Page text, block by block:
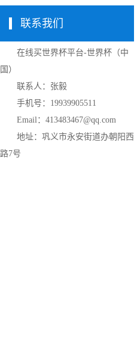
联系我们
在线买世界杯平台-世界杯（中
国）
联系人：张毅
手机号：19939905511
Email：413483467@qq.com
地址：巩义市永安街道办朝阳西
路7号